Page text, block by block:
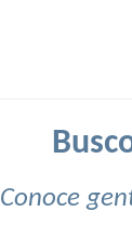
Conoce